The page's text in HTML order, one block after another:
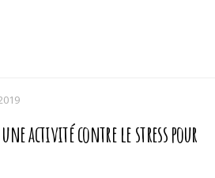
une activité contre le stress pour